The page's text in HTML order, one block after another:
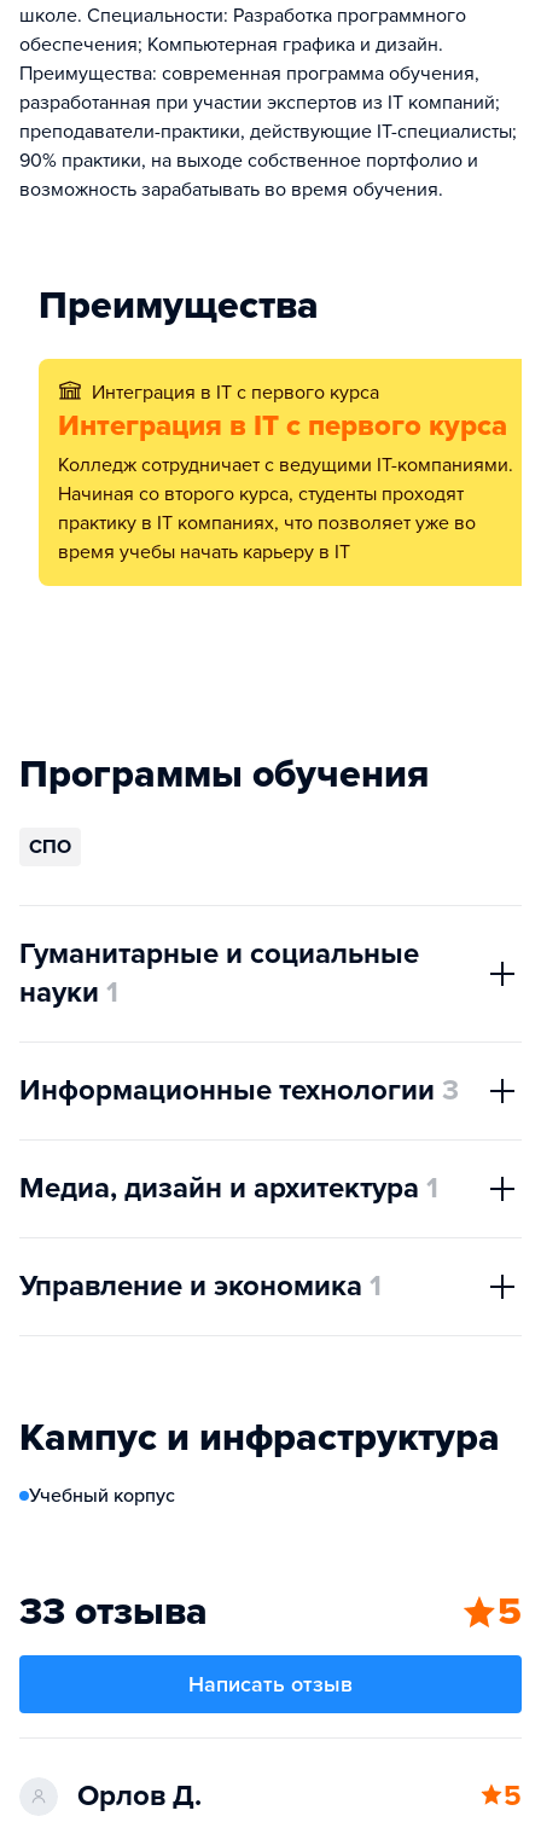
школе. Специальности: Разработка программного
обеспечения; Компьютерная графика и дизайн.
Преимущества: современная программа обучения,
разработанная при участии экспертов из IT компаний;
преподаватели-практики, действующие IT-специалисты;
90% практики, на выходе собственное портфолио и
возможность зарабатывать во время обучения.
Преимущества
Интеграция в IT c первого курса
Интеграция в IT c первого курса
Колледж сотрудничает с ведущими IT-компаниями.
Начиная со второго курса, студенты проходят
практику в IT компаниях, что позволяет уже во
время учебы начать карьеру в IT
Программы обучения
СПО
Гуманитарные и социальные
науки 1
Информационные технологии 3
Медиа, дизайн и архитектура 1
Управление и экономика 1
Кампус и инфраструктура
Учебный корпус
33 отзыва 5
Написать отзыв
Орлов Д. 5